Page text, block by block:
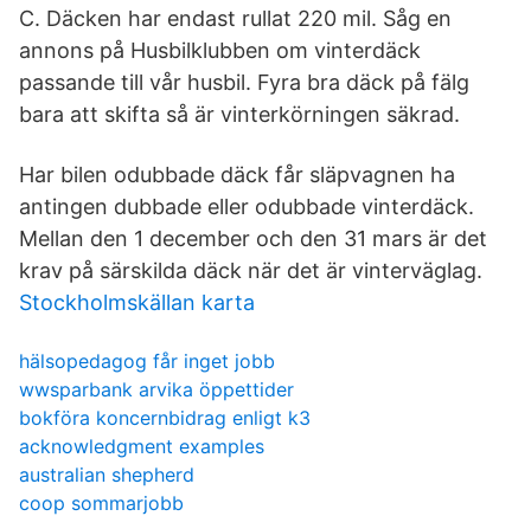
C. Däcken har endast rullat 220 mil. Såg en
annons på Husbilklubben om vinterdäck
passande till vår husbil. Fyra bra däck på fälg
bara att skifta så är vinterkörningen säkrad.
Har bilen odubbade däck får släpvagnen ha
antingen dubbade eller odubbade vinterdäck.
Mellan den 1 december och den 31 mars är det
krav på särskilda däck när det är vinterväglag.
Stockholmskällan karta
hälsopedagog får inget jobb
wwsparbank arvika öppettider
bokföra koncernbidrag enligt k3
acknowledgment examples
australian shepherd
coop sommarjobb